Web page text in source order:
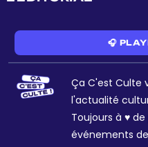
🎧
Ça C'est Culte
l'actualité
Toujours à ♥
événements